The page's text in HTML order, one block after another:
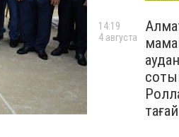
14:19
4 августа